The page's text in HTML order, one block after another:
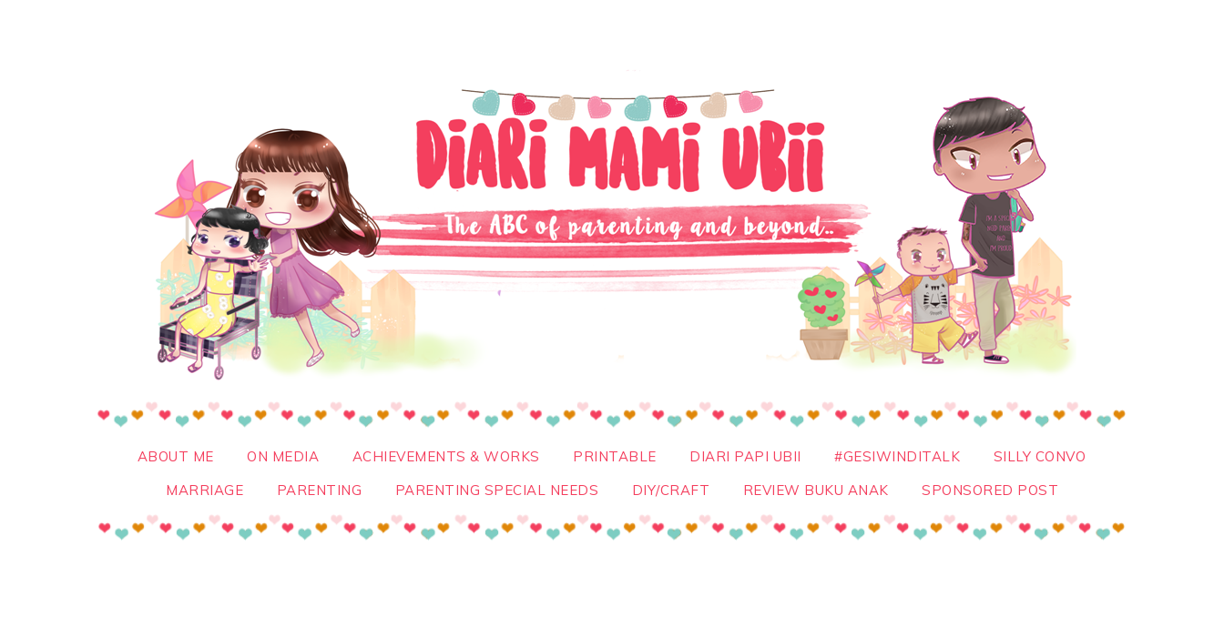
ABOUT ME ON MEDIA ACHIEVEMENTS & WORKS PRINTABLE DIARI PAPI UBII #GESIWINDITALK
SILLY CONVO
MARRIAGE
PARENTING PARENTING SPECIAL NEEDS DIY/CRAFT REVIEW BUKU ANAK SPONSORED POST